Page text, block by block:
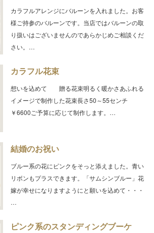
カラフルアレンジにバルーンを入れました。お客
様ご持参のバルーンです。当店ではバルーンの取
り扱いはございませんのであらかじめご相談くだ
さい。…
カラフル花束
想いを込めて 贈る花束明るく暖かさあふれる
イメージで制作した花束長さ50～55センチ
￥6600ご予算に応じて制作します。…
結婚のお祝い
ブルー系の花にピンクをそっと添えました。青い
リボンもプラスできます。「サムシンブルー」花
嫁が幸せになりますようにと願いを込めて・・・
…
ピンク系のスタンディングブーケ